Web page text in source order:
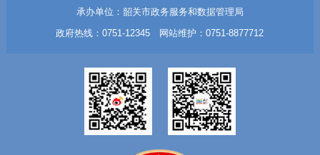
承办单位：韶关市政务服务和数据管理局
政府热线：0751-12345 网站维护：0751-8877712